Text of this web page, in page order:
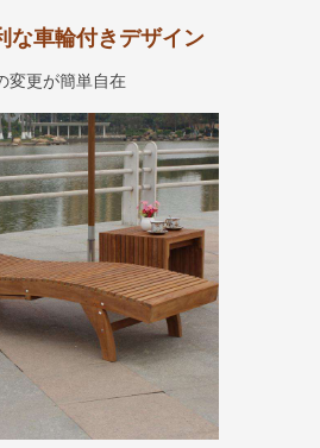
な車輪付きデザイン
変更が簡単自在